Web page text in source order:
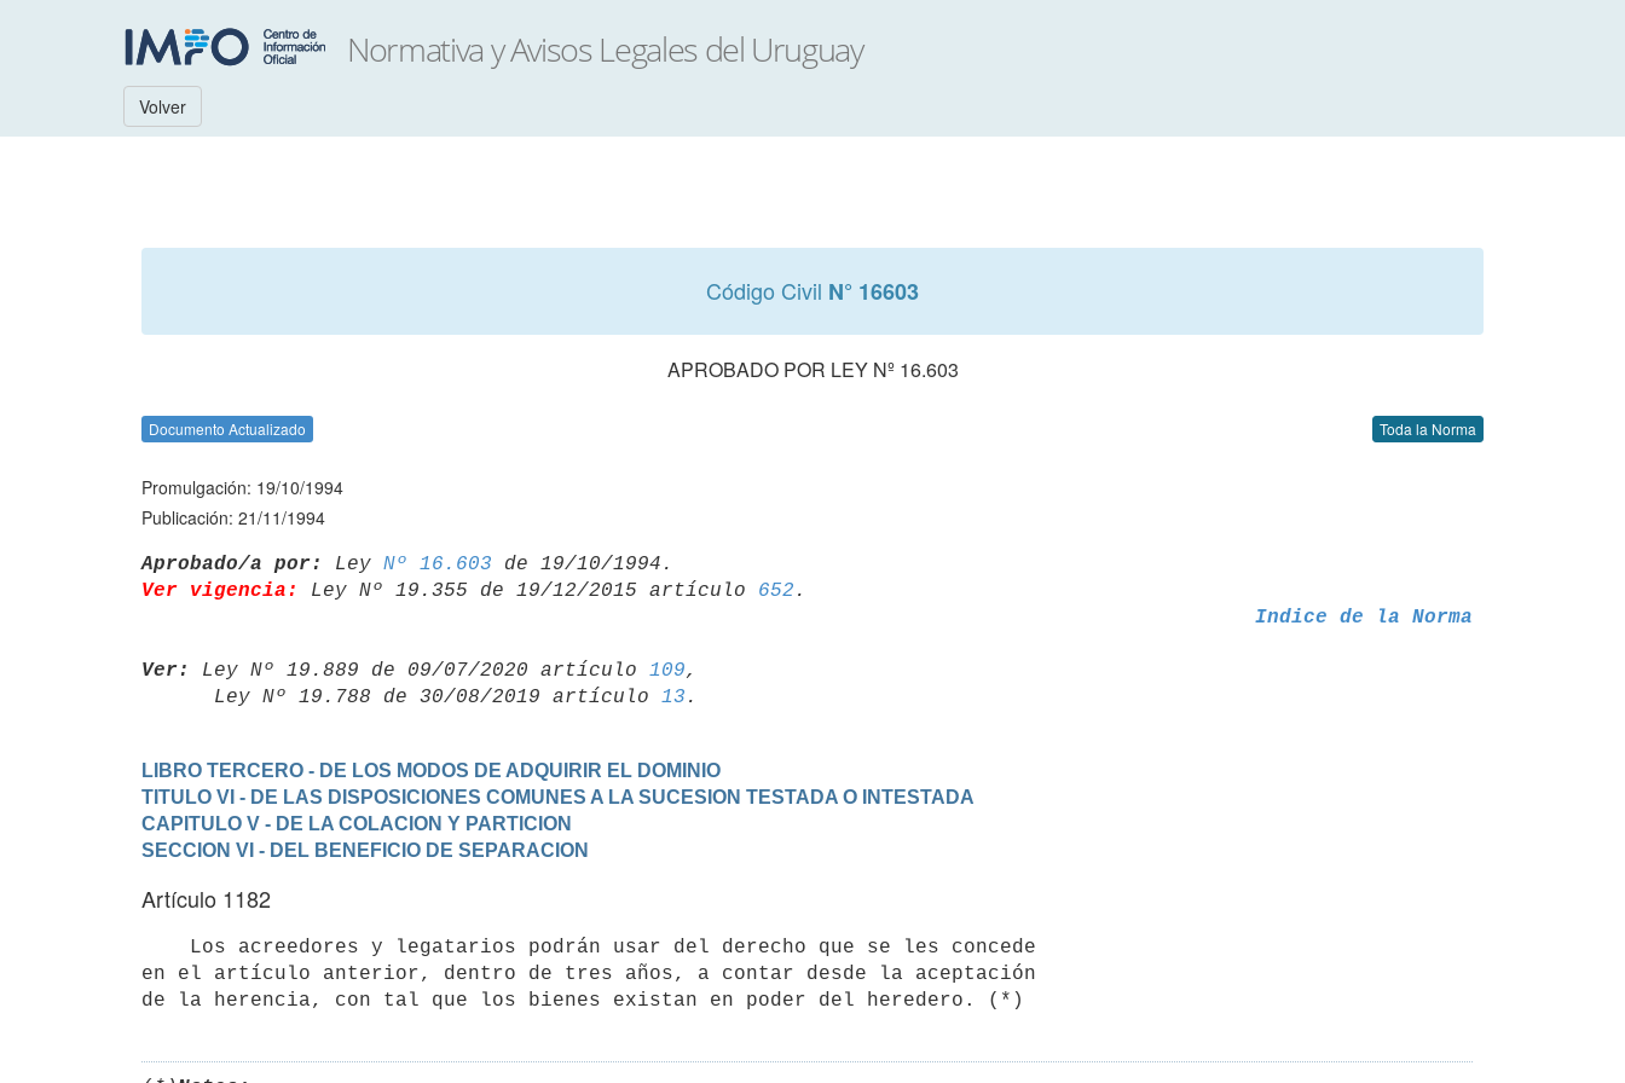
Volver
Código Civil N° 16603
APROBADO POR LEY Nº 16.603
Documento Actualizado Toda la Norma
Promulgación: 19/10/1994
Publicación: 21/11/1994
Aprobado/a por: Ley Nº 16.603
Ver vigencia:
Ley Nº 19.355 de 19/12/2015 artículo 652
Indice de la Norma
Ver: Ley Nº 19.889 de 09/07/2020 artículo 109,
      Ley Nº 19.788 de 30/08/2019 artículo
13
LIBRO TERCERO - DE LOS MODOS DE ADQUIRIR EL DOMINIO
TITULO VI - DE LAS DISPOSICIONES COMUNES A LA SUCESION TESTADA O INTESTADA
CAPITULO V - DE LA COLACION Y PARTICION
SECCION VI - DEL BENEFICIO DE SEPARACION
Artículo 1182
en el artículo anterior, dentro de tres años, a contar desde la aceptación